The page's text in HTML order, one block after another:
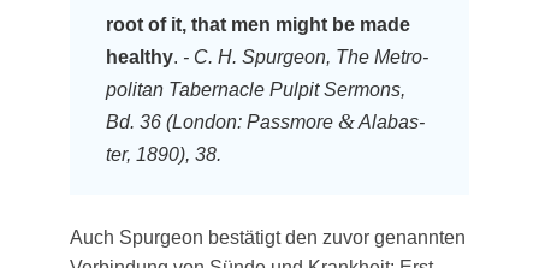
root of it, that men might be made
healt­hy. - C. H. Spur­ge­on, The Metro­
po­li­tan Taber­na­cle Pul­pit Ser­mons,
Bd. 36 (Lon­don: Pass­mo­re &Ala­bas­
ter, 1890), 38.
Auch Spur­ge­on bestä­tigt den zuvor genann­ten